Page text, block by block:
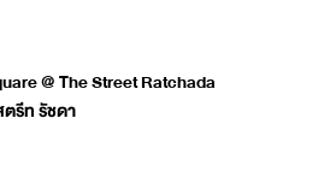
@ The Street Ratchada
รีท รัชดา